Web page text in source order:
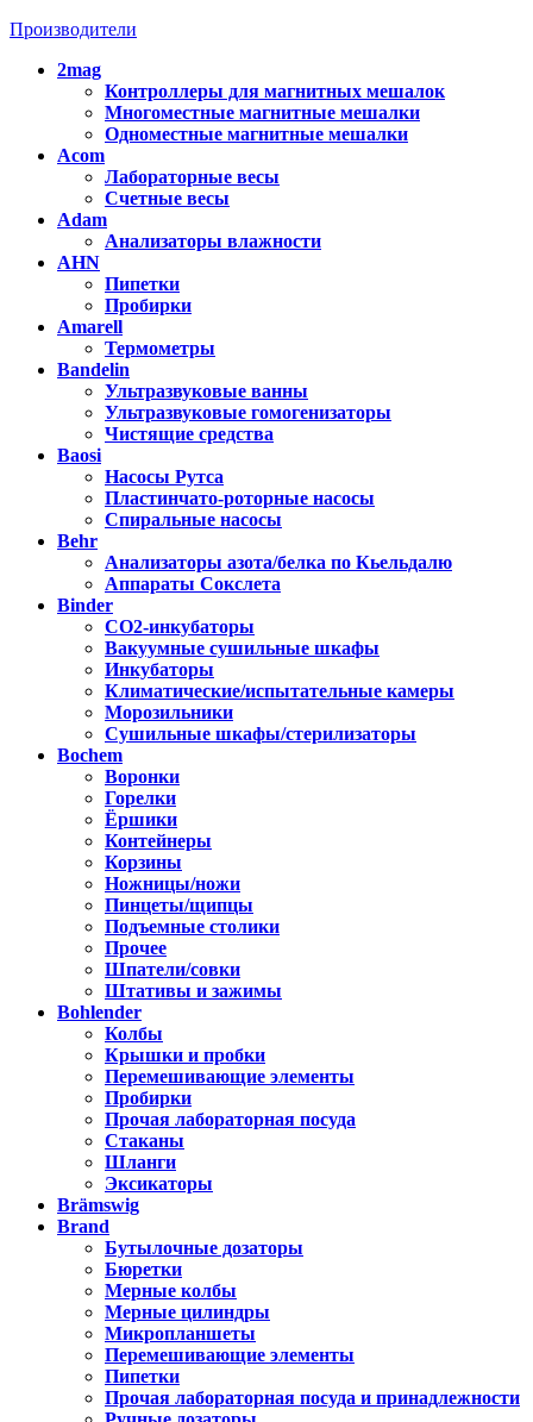
Производители
2mag
Контроллеры для магнитных мешалок
Многоместные магнитные мешалки
Одноместные магнитные мешалки
Acom
Лабораторные весы
Счетные весы
Adam
Анализаторы влажности
AHN
Пипетки
Пробирки
Amarell
Термометры
Bandelin
Ультразвуковые ванны
Ультразвуковые гомогенизаторы
Чистящие средства
Baosi
Насосы Рутса
Пластинчато-роторные насосы
Спиральные насосы
Behr
Анализаторы азота/белка по Кьельдалю
Аппараты Сокслета
Binder
CO2-инкубаторы
Вакуумные сушильные шкафы
Инкубаторы
Климатические/испытательные камеры
Морозильники
Сушильные шкафы/стерилизаторы
Bochem
Воронки
Горелки
Ёршики
Контейнеры
Корзины
Ножницы/ножи
Пинцеты/щипцы
Подъемные столики
Прочее
Шпатели/совки
Штативы и зажимы
Bohlender
Колбы
Крышки и пробки
Перемешивающие элементы
Пробирки
Прочая лабораторная посуда
Стаканы
Шланги
Эксикаторы
Brämswig
Brand
Бутылочные дозаторы
Бюретки
Мерные колбы
Мерные цилиндры
Микропланшеты
Перемешивающие элементы
Пипетки
Прочая лабораторная посуда и принадлежности